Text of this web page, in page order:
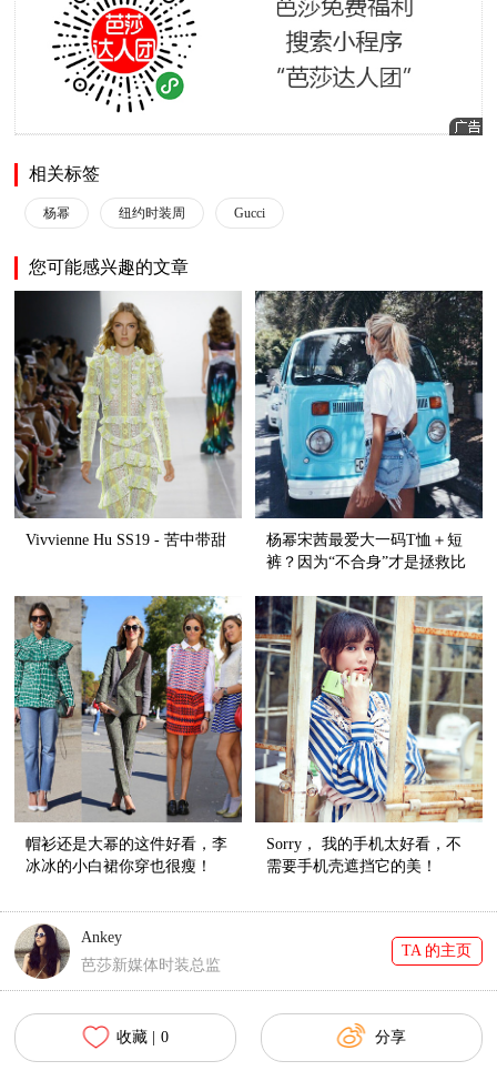
相关标签
杨幂 纽约时装周 Gucci
您可能感兴趣的文章
Vivvienne Hu SS19 - 苦中带甜
杨幂宋茜最爱大一码T恤＋短
裤？因为“不合身”才是拯救比
帽衫还是大幂的这件好看，李
冰冰的小白裙你穿也很瘦！
Sorry， 我的手机太好看，不
需要手机壳遮挡它的美！
Ankey
芭莎新媒体时装总监
TA 的主页
收藏 | 0 分享